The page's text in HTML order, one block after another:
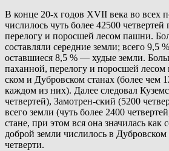
В конце 20-х годов XVII века во всех
числилось чуть более 42500
перелогу и поросшей лесом пашни.
составляли середние земли; всего 9,5
оставшиеся 8,5 % — худые земли.
паханной, перелогу и поросшей
ском и Дубровском станах (более чем
каждом из них). Далее следовал
четвертей), Замотрен-ский (5200
всего земли (чуть более 2400
стане, при этом вся она значилась как
доброй земли числилось в
четверти.